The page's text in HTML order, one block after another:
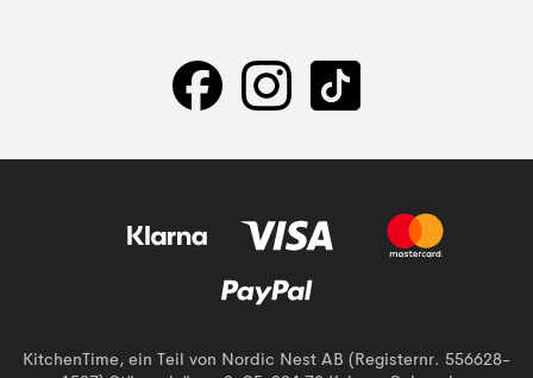
KitchenTime, ein Teil von Nordic Nest AB (Registernr. 556628-